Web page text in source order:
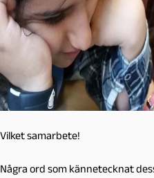
Vilket samarbete!
Några ord som kännetecknat